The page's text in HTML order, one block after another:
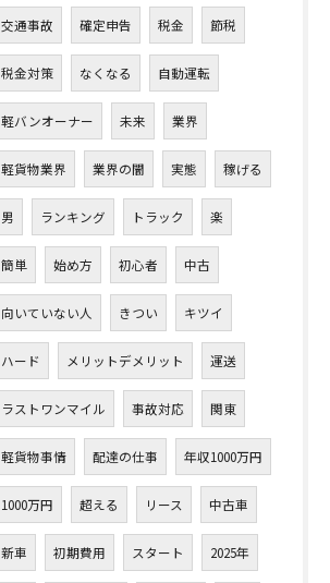
交通事故 確定申告 税金 節税
税金対策 なくなる 自動運転
軽バンオーナー 未来 業界
軽貨物業界 業界の闇 実態 稼げる
男 ランキング トラック 楽
簡単 始め方 初心者 中古
向いていない人 きつい キツイ
ハード メリットデメリット 運送
ラストワンマイル 事故対応 関東
軽貨物事情 配達の仕事 年収1000万円
1000万円 超える リース 中古車
新車 初期費用 スタート 2025年